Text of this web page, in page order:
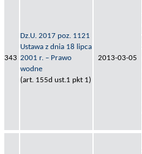
343
Dz.U. 2017 poz. 1121
Ustawa z dnia 18 lipca
2001 r. – Prawo
wodne
(art. 155d ust.1 pkt 1)
2013-03-05